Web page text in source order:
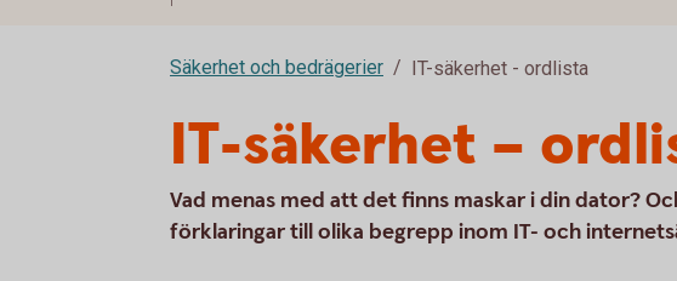
Säkerhet och bedrägerier IT-säkerhet - ordlista
IT-säkerhet –
Vad menas med att det finns maskar i din dator?
förklaringar till olika begrepp inom IT- och